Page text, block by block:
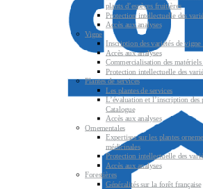
plants d’espèces fruitières
Protection intellectuelle des
Accès aux analyses
Vigne
Inscription des variétés de vigne
Accès aux analyses
Commercialisation des matériels
Protection intellectuelle des
Plantes de services
Les plantes de services
L’évaluation et l’inscription des
Catalogue
Accès aux analyses
Ornementales
Expertises sur les plantes
médicinales
Protection intellectuelle des
Accès aux analyses
Forestières
Généralités sur la forêt française